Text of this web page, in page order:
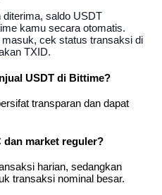
saldo USDT
kamu secara otomatis.
cek status transaksi di
TXID.
USDT di Bittime?
transparan dan dapat
dan market reguler?
harian, sedangkan
transaksi nominal besar.